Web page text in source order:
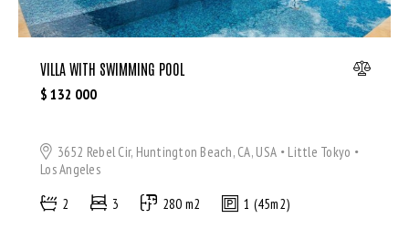
Bedrooms
Bathrooms
Price
VILLA WITH SWIMMING POOL
$ 132 000
3652 Rebel Cir, Huntington Beach, CA, USA
Little Tokyo
Los Angeles
2
3 280 m2 1 (45m2)